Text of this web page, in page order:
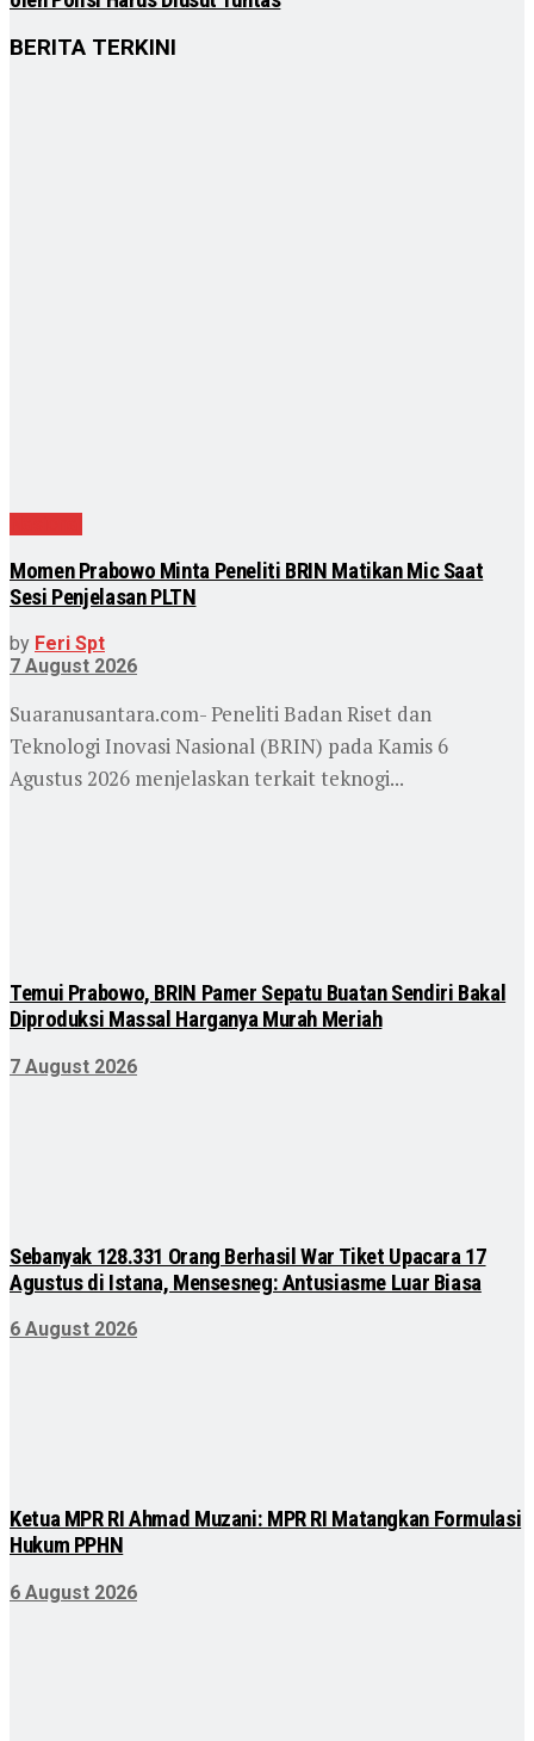
BERITA TERKINI
Momen Prabowo Minta Peneliti BRIN Matikan Mic Saat
Sesi Penjelasan PLTN
by Feri Spt
7 August 2026
Suaranusantara.com- Peneliti Badan Riset dan
Teknologi Inovasi Nasional (BRIN) pada Kamis 6
Agustus 2026 menjelaskan terkait teknogi...
Temui Prabowo, BRIN Pamer Sepatu Buatan Sendiri Bakal
Diproduksi Massal Harganya Murah Meriah
7 August 2026
Sebanyak 128.331 Orang Berhasil War Tiket Upacara 17
Agustus di Istana, Mensesneg: Antusiasme Luar Biasa
6 August 2026
Ketua MPR RI Ahmad Muzani: MPR RI Matangkan Formulasi
Hukum PPHN
6 August 2026